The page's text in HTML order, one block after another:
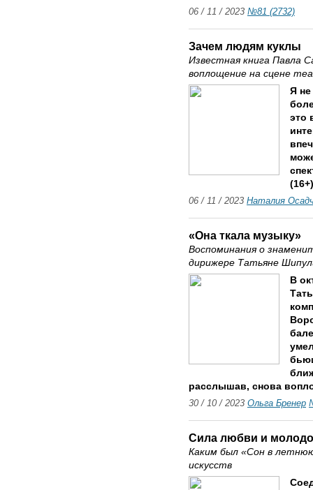
06 / 11 / 2023 №81 (2732)
Зачем людям куклы
Известная книга Павла
воплощение на сцене
Я не
это
06 / 11 / 2023 Наталия
«Она ткала музыку»
Воспоминания о
дирижере Татьяне
В
расслышав, снова
30 / 10 / 2023 Ольга Бренер
Сила любви и
Каким был «Сон в
искусств